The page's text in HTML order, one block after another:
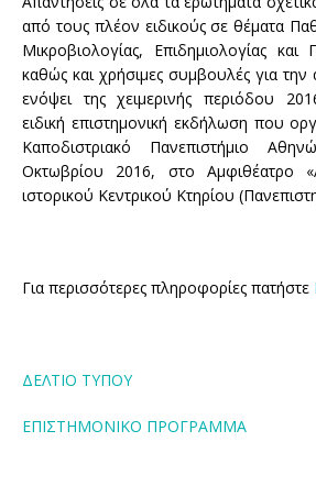
48ο Ετήσιο Πανελλήνιο Ιατρικό
47ο Ετήσιο Πανελλήνιο Ιατρικό
46o ΕΤΗΣΙΟ ΠΑΝΕΛΛΗΝΙΟ ΙΑΤΡΙΚΟ
45o ΕΤΗΣΙΟ ΠΑΝΕΛΛΗΝΙΟ ΙΑΤΡΙΚΟ
43ο ΕΤΗΣΙΟ ΠΑΝΕΛΛΗΝΙΟ ΙΑΤΡΙΚΟ
41ο ΕΤΗΣΙΟ ΠΑΝΕΛΛΗΝΙΟ ΙΑΤΡΙΚΟ
40o ΕΤΗΣΙΟ ΠΑΝΕΛΛΗΝΙΟ ΙΑΤΡΙΚΟ
ΒΑΣΙΚΕΣ ΑΡΧΕΣ ΚΑΙ ΚΑΤΕΥΘΥΝΣΕΙΣ
2η Ετήσια συνάντηση για την
στην Ελλάδα
ΥΠΟΒΟΛΗ ΕΡΓΑΣΙΩΝ
ΣΥΝΤΑΚΤΙΚΗ ΕΠΙΤΡΟΠΗ
ΚΡΙΤΕΣ
ΚΑΝΟΝΙΣΜΟΣ
ΑΡΧΕΙΑ ΕΛΛΗΝΙΚΗΣ ΙΑΤΡΙΚΗΣ
ΕΠΙΚΟΙΝΩΝΙΑ
ΔΡΑΣΕΙΣ ΣΥΛΛΟΓΩΝ ΑΣΘΕΝΩΝ
PATIENTS IN POWER
ΟΙ ΑΣΘΕΝΕΙΣ ΜΠΟΡΟΥΝ ΝΑ
ΑΛΛΕΣ ΔΡΑΣΕΙΣ
ΣΥΝΔΕΣΗ ΣΤΟ ΔΙΚΤΥΟ
ΕΠΙΚΟΙΝΩΝΙΑ
από τους πλέον ειδικούς σε θέματα
Μικροβιολογίας, Επιδημιολογίας και
καθώς και χρήσιμες συμβουλές για την
ενόψει της χειμερινής περιόδου
ειδική επιστημονική εκδήλωση που
Καποδιστριακό Πανεπιστήμιο
Οκτωβρίου 2016, στο Αμφιθέατρο
ιστορικού Κεντρικού Κτηρίου
Για περισσότερες πληροφορίες πατήστε
ΔΕΛΤΙΟ ΤΥΠΟΥ
ΕΠΙΣΤΗΜΟΝΙΚΟ ΠΡΟΓΡΑΜΜΑ